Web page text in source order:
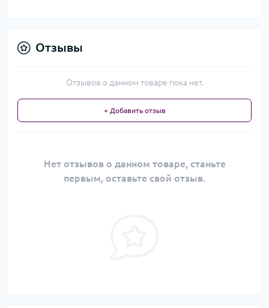
Отзывы
Отзывов о данном товаре пока нет.
+ Добавить отзыв
Нет отзывов о данном товаре, станьте
первым, оставьте свой отзыв.